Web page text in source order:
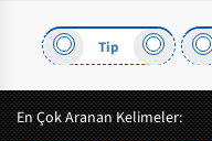
Tip
En Çok Aranan Kelimeler: